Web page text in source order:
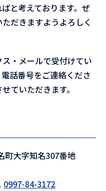
と考えております。ぜ
だきますようよろしく
・メールで受付けてい
話番号をご連絡くださ
ていただきます。
町大字知名307番地
0997-84-3172